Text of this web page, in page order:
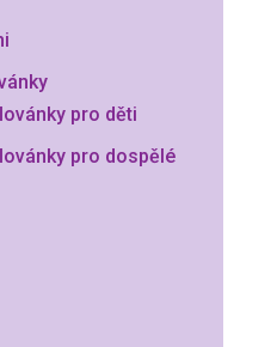
pro děti
pro dospělé